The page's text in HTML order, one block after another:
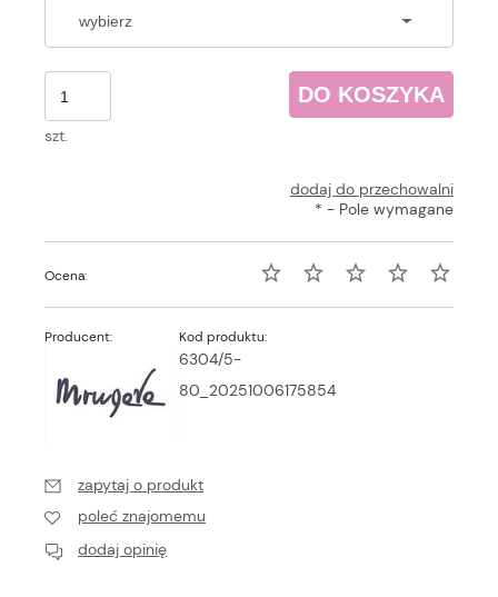
szt.
DO KOSZYKA
dodaj do przechowalni
* - Pole wymagane
Ocena:
Producent: Kod produktu:
6304/5-
80_20251006175854
zapytaj o produkt
poleć znajomemu
dodaj opinię